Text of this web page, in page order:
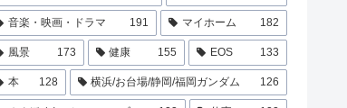
音楽・映画・ドラマ 191 マイホーム 182
風景 173 健康 155 EOS 133
本 128 横浜/お台場/静岡/福岡ガンダム 126